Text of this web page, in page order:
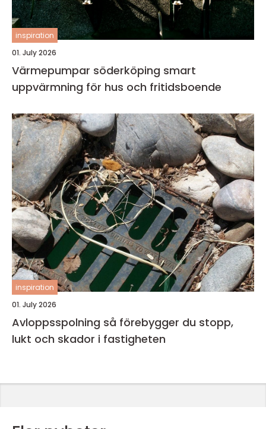
inspiration
01. July 2026
Värmepumpar söderköping smart
uppvärmning för hus och fritidsboende
inspiration
01. July 2026
Avloppsspolning så förebygger du stopp,
lukt och skador i fastigheten